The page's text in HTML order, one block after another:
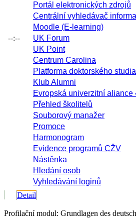
--:--
Portál elektronických zdrojů
Centrální vyhledávač
Moodle (E-learning)
UK Forum
UK Point
Centrum Carolina
Platforma doktorského studia
Klub Alumni
Evropská univerzitní aliance
Přehled školitelů
Souborový manažer
Promoce
Harmonogram
Evidence programů CŽV
Nástěnka
Hledání osob
Vyhledávání loginů
Detail
Profilační modul: Grundlagen des